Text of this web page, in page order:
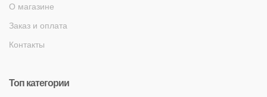
О магазине
Заказ и оплата
Контакты
Топ категории